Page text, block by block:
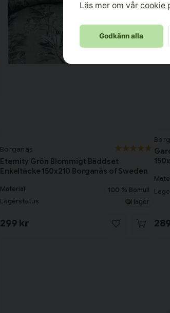
Borganäs
Eternity Grön Blommigt Bäddset
Enkeltäcke 150x210 Borganäs of Sweden
Material 100 % Bomull
Lagerstatus I lager
299 kr
Läs mer om vår cookie
Godkänn alla